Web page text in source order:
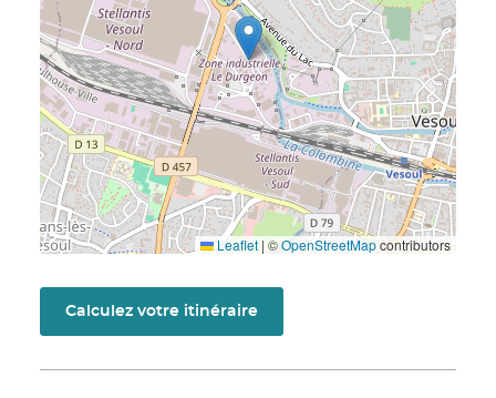
Leaflet | ©OpenStreetMapcontributors
Calculez votre itinéraire